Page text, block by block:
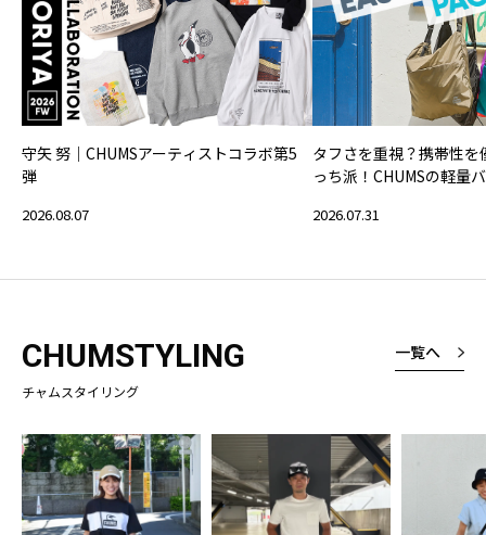
守矢 努｜CHUMSアーティストコラボ第5
弾
2026.08.07
タフさを重視？携帯性
っち派！CHUMSの軽量
2026.07.31
CHUMSTYLING
チャムスタイリング
一覧へ